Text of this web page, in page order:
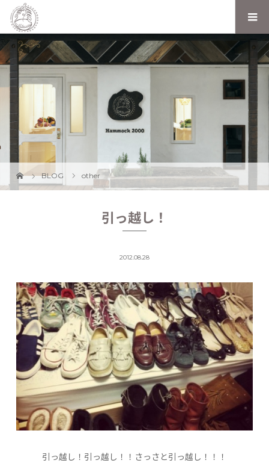
BLOG other
引っ越し！
2012.08.28
引っ越し！引っ越し！！さっさと引っ越し！！！